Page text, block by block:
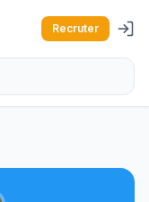
Recruter